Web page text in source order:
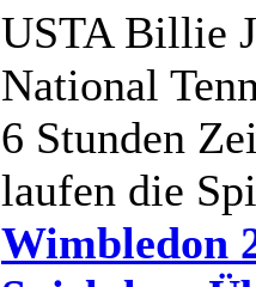
USTA Billie
National
6 Stunden
laufen die
Wimbledon